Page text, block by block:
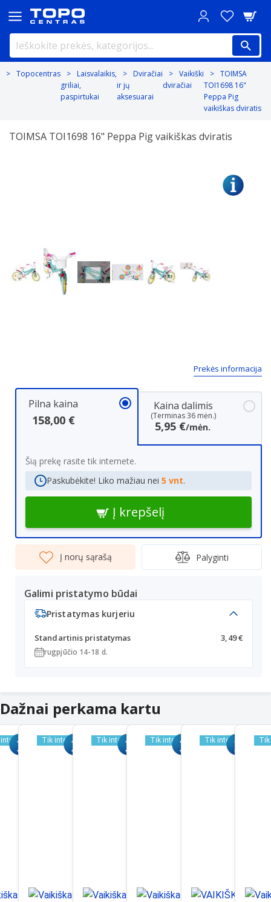
Topocentras
Laisvalaikis,
griliai,
paspirtukai
Dviračiai
ir jų
aksesuarai
Vaikiški
dviračiai
TOIMSA
TOI1698 16"
Peppa Pig
vaikiškas dviratis
TOIMSA TOI1698 16" Peppa Pig vaikiškas dviratis
Prekės informacija
Pilna kaina
158,00 €
Kaina dalimis
(Terminas 36 mėn.)
5,95 €/mėn.
Šią prekę rasite tik internete.
Paskubėkite! Liko mažiau nei 5 vnt.
Į krepšelį
Į norų sąrašą Palyginti
Galimi pristatymo būdai
Pristatymas kurjeriu
Standartinis pristatymas 3,49 €
rugpjūčio 14-18 d.
Dažnai perkama kartu
Tik internetu Tik internetu Tik internetu Tik internetu Tik